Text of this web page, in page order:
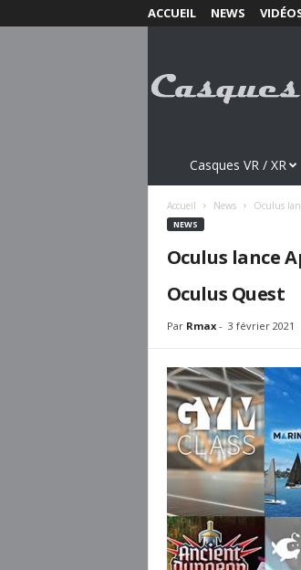
ACCUEIL NEWS
s
Casques VR / XR
Accueil News Oculus
NEWS
Oculus lance
Oculus Quest
Par Rmax- 3 février 2021